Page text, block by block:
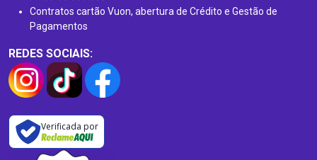
Contratos cartão Vuon, abertura de Crédito e Gestão de
Pagamentos
REDES SOCIAIS:
Verificada por